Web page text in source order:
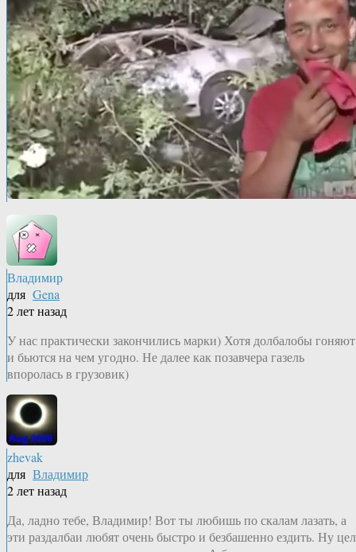
Владимир
для Gena
2 лет назад
У нас практически закончились марки) Хотя долбалобы гоняют
и бьются на чем угодно. Не далее как позавчера газель
впоролась в грузовик)
zhevak
для Владимир
2 лет назад
Да, ладно тебе, Владимир! Вот ты любишь по скалам лазать, а
эти раздалбаи любят очень быстро и безбашенно ездить. Ну